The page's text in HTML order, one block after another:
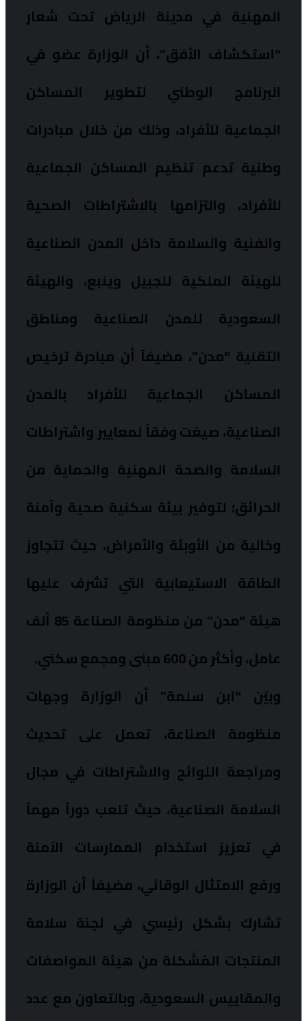
المهنية في مدينة الرياض تحت شعار
“استكشاف الأفق”، أن الوزارة عضو في
البرنامج الوطني لتطوير المساكن
الجماعية للأفراد، وذلك من خلال مبادرات
وطنية تدعم تنظيم المساكن الجماعية
للأفراد، والتزامها بالاشتراطات الصحية
والفنية والسلامة داخل المدن الصناعية
للهيئة الملكية للجبيل وينبع، والهيئة
السعودية للمدن الصناعية ومناطق
التقنية “مدن”، مضيفاً أن مبادرة ترخيص
المساكن الجماعية للأفراد بالمدن
الصناعية، صيغت وفقاً لمعايير واشتراطات
السلامة والصحة المهنية والحماية من
الحرائق؛ لتوفير بيئة سكنية صحية وآمنة
وخالية من الأوبئة والأمراض، حيث تتجاوز
الطاقة الاستيعابية التي تشرف عليها
هيئة “مدن” من منظومة الصناعة 85 ألف
عامل، وأكثر من 600 مبنى ومجمع سكني.
وبيّن “ابن سلمة” أن الوزارة وجهات
منظومة الصناعة، تعمل على تحديث
ومراجعة اللوائح والاشتراطات في مجال
السلامة الصناعية، حيث تلعب دوراً مهماً
في تعزيز استخدام الممارسات الآمنة
ورفع الامتثال الوقائي، مضيفاً أن الوزارة
تشارك بشكل رئيسي في لجنة سلامة
المنتجات المُشَكلة من هيئة المواصفات
والمقاييس السعودية، وبالتعاون مع عدد